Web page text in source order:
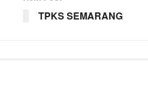
TPKS SEMARANG